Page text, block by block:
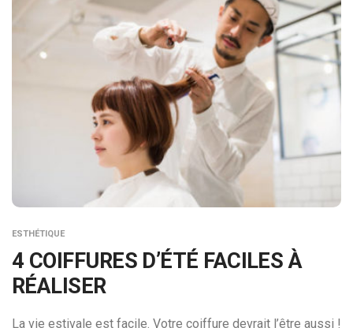
ESTHÉTIQUE
4 COIFFURES D’ÉTÉ FACILES À
RÉALISER
La vie estivale est facile. Votre coiffure devrait l’être aussi !